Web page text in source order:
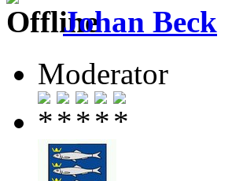
Johan Beck
Moderator